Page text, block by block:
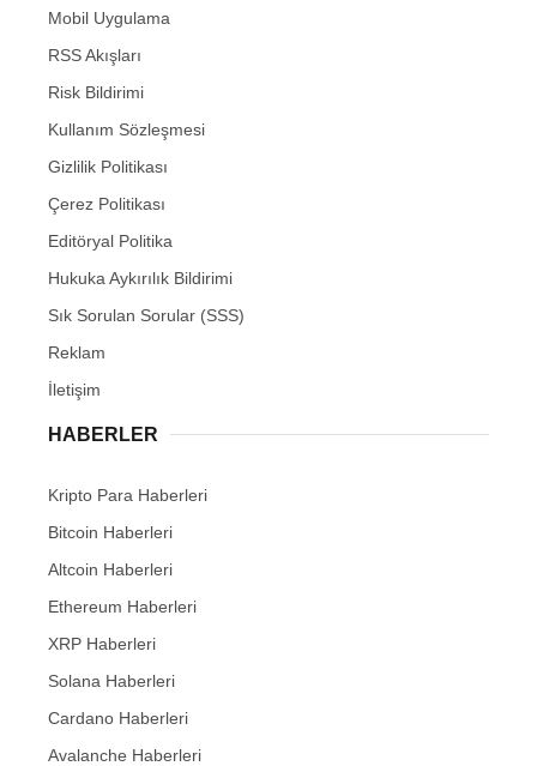
Mobil Uygulama
RSS Akışları
Risk Bildirimi
Kullanım Sözleşmesi
Gizlilik Politikası
Çerez Politikası
Editöryal Politika
Hukuka Aykırılık Bildirimi
Sık Sorulan Sorular (SSS)
Reklam
İletişim
HABERLER
Kripto Para Haberleri
Bitcoin Haberleri
Altcoin Haberleri
Ethereum Haberleri
XRP Haberleri
Solana Haberleri
Cardano Haberleri
Avalanche Haberleri